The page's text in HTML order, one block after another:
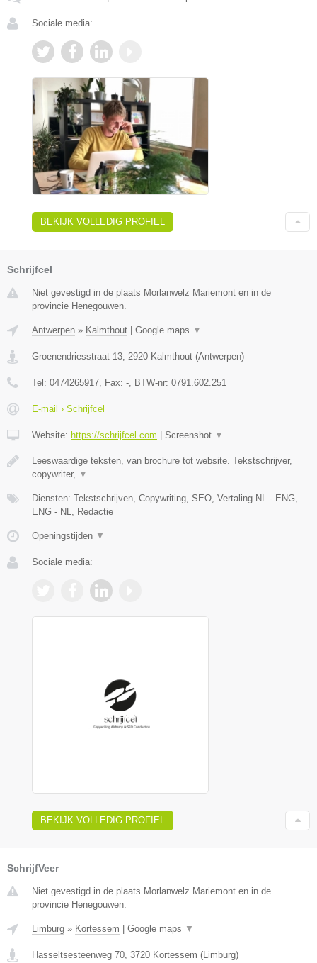
Sociale media:
BEKIJK VOLLEDIG PROFIEL
Schrijfcel
Niet gevestigd in de plaats Morlanwelz Mariemont en in de
provincie Henegouwen.
Antwerpen » Kalmthout Google maps ▼
Groenendriesstraat 13, 2920 Kalmthout (Antwerpen)
Tel: 0474265917, Fax: -, BTW-nr: 0791.602.251
E-mail › Schrijfcel
Website: https://schrijfcel.com Screenshot ▼
Leeswaardige teksten, van brochure tot website. Tekstschrijver,
copywriter, ▼
Diensten: Tekstschrijven, Copywriting, SEO, Vertaling NL - ENG,
ENG - NL, Redactie
Openingstijden ▼
Sociale media:
BEKIJK VOLLEDIG PROFIEL
SchrijfVeer
Niet gevestigd in de plaats Morlanwelz Mariemont en in de
provincie Henegouwen.
Limburg » Kortessem Google maps ▼
Hasseltsesteenweg 70, 3720 Kortessem (Limburg)